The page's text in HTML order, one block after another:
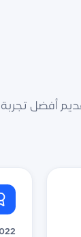
أفضل تجربة
2022 — تمكين